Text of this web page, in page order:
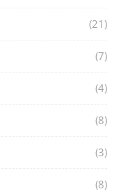
(21)
(7)
(4)
(8)
(3)
(8)